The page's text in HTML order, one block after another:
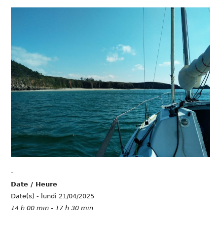
-
Date / Heure
Date(s) - lundi 21/04/2025
14 h 00 min - 17 h 30 min